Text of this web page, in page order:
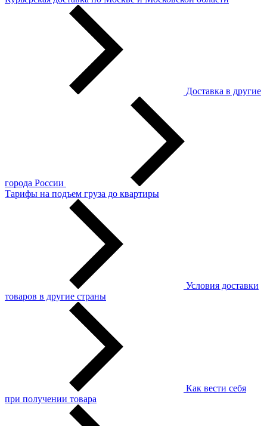
Доставка в другие
города России
Тарифы на подъем груза до квартиры
Условия доставки
товаров в другие страны
Как вести себя
при получении товара